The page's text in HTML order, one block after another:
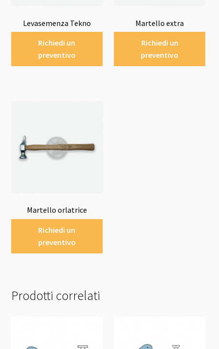
Levasemenza Tekno
Richiedi un
preventivo
Martello extra
Richiedi un
preventivo
Martello orlatrice
Richiedi un
preventivo
Prodotti correlati